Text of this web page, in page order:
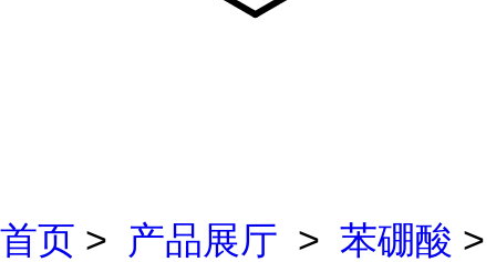
首页 > 产品展厅 > 苯硼酸 >